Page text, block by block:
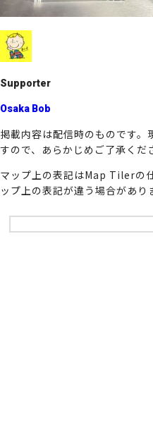
k
Supporter
Osaka Bob
掲載内容は配信時のものです。
すので、あらかじめご了承くだ
マップ上の表記はMap Tilerの
ップ上の表記が違う場合があり